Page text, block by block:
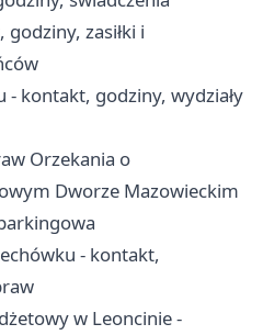
zasiłki i
- kontakt, godziny, wydziały
Orzekania o
Dworze Mazowieckim
- kontakt,
w Leoncinie -